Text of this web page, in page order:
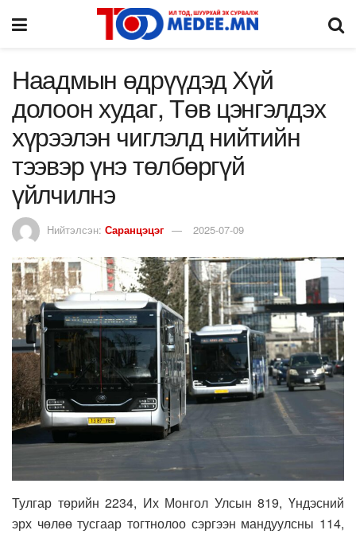
Наадмын өдрүүдэд Хүй
долоон худаг, Төв цэнгэлдэх
хүрээлэн чиглэлд нийтийн
тээвэр үнэ төлбөргүй
үйлчилнэ
Нийтэлсэн: Саранцэцэг 2025-07-09
Тулгар төрийн 2234, Их Монгол Улсын 819, Үндэсний
эрх чөлөө тусгаар тогтнолоо сэргээн мандуулсны 114,